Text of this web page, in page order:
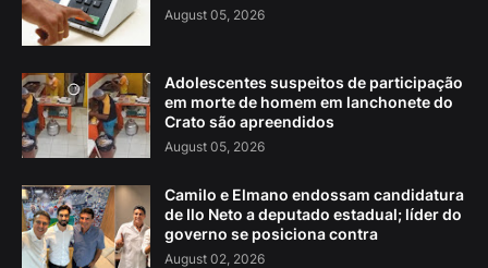
August 05, 2026
Adolescentes suspeitos de participação
em morte de homem em lanchonete do
Crato são apreendidos
August 05, 2026
Camilo e Elmano endossam candidatura
de Ilo Neto a deputado estadual; líder do
governo se posiciona contra
August 02, 2026